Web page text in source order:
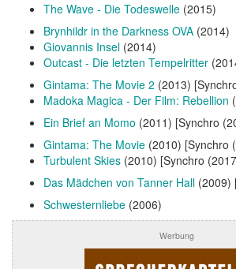
The Wave - Die Todeswelle (2015)
Brynhildr in the Darkness OVA (2014)
Giovannis Insel (2014)
Outcast - Die letzten Tempelritter
Gintama: The Movie 2 (2013)
Madoka Magica - Der Film: Rebellion
Ein Brief an Momo (2011) [Synchro
Gintama: The Movie (2010) [Synchro
Turbulent Skies (2010) [Synchro
Das Mädchen von Tanner Hall (2009)
Schwesternliebe (2006)
Werbung